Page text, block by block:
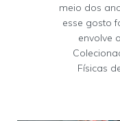
meio dos
esse gosto
envolve
Físicas